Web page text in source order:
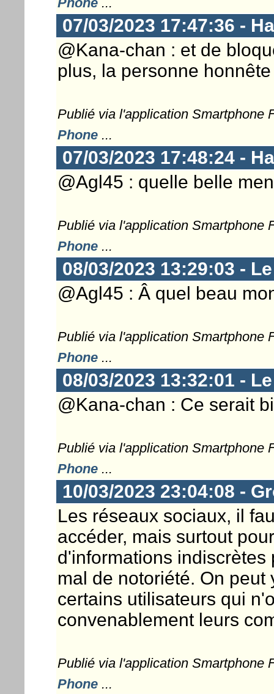
07/03/2023 17:47:36 -
@Kana-chan : et de
plus, la personne
Publié via l'application Smartphone
Phone...
07/03/2023 17:48:24 -
@Agl45 : quelle belle
Publié via l'application Smartphone
Phone...
08/03/2023 13:29:03 -
@Agl45 : Â quel beau
Publié via l'application Smartphone
Phone...
08/03/2023 13:32:01 -
@Kana-chan : Ce serait
Publié via l'application Smartphone
Phone...
10/03/2023 23:04:08 -
Les réseaux sociaux, il
accéder, mais surtout
d'informations
mal de notoriété. On
certains utilisateurs qui
convenablement leurs
Publié via l'application Smartphone
Phone...